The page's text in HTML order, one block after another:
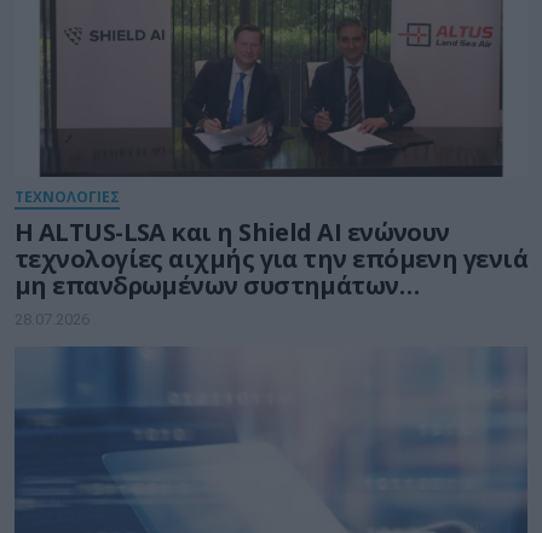
ΤΕΧΝΟΛΟΓΙΕΣ
Η ALTUS-LSA και η Shield AI ενώνουν
τεχνολογίες αιχμής για την επόμενη γενιά
μη επανδρωμένων συστημάτων
αεροσκαφών
28.07.2026